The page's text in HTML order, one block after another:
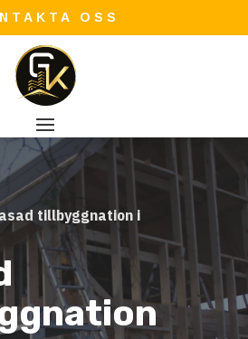
OSS
tillbyggnation i